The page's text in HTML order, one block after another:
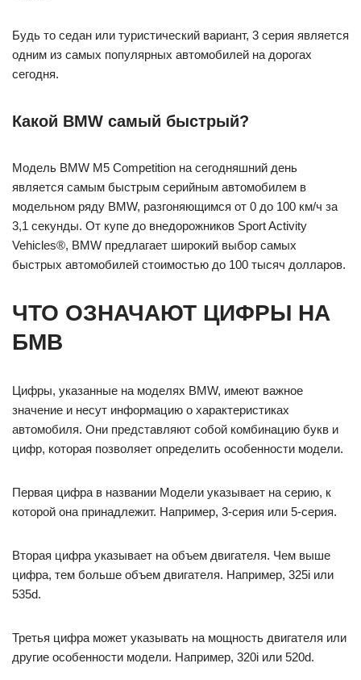
Будь то седан или туристический вариант, 3 серия является
одним из самых популярных автомобилей на дорогах
сегодня.
Какой BMW самый быстрый?
Модель BMW M5 Competition на сегодняшний день
является самым быстрым серийным автомобилем в
модельном ряду BMW, разгоняющимся от 0 до 100 км/ч за
3,1 секунды. От купе до внедорожников Sport Activity
Vehicles®, BMW предлагает широкий выбор самых
быстрых автомобилей стоимостью до 100 тысяч долларов.
ЧТО ОЗНАЧАЮТ ЦИФРЫ НА
БМВ
Цифры, указанные на моделях BMW, имеют важное
значение и несут информацию о характеристиках
автомобиля. Они представляют собой комбинацию букв и
цифр, которая позволяет определить особенности модели.
Первая цифра в названии Модели указывает на серию, к
которой она принадлежит. Например, 3-серия или 5-серия.
Вторая цифра указывает на объем двигателя. Чем выше
цифра, тем больше объем двигателя. Например, 325i или
535d.
Третья цифра может указывать на мощность двигателя или
другие особенности модели. Например, 320i или 520d.